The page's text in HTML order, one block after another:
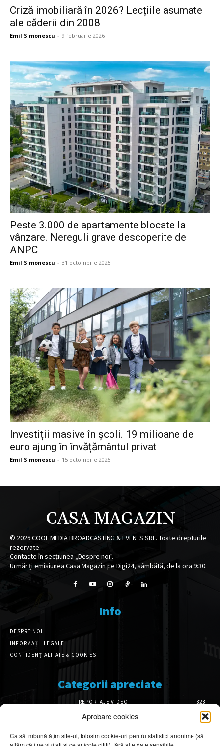
Aprobare cookies
Ca să îmbunătățim site-ul, folosim cookie-uri pentru statistici anonime (să
aflăm câți ne vizitați și ce articole citiți), fără alte date sensibile.
Criză imobiliară în 2026? Lecțiile asumate
ale căderii din 2008
Emil Simonescu - 9 februarie 2026
Peste 3.000 de apartamente blocate la
vânzare. Nereguli grave descoperite de
ANPC
Emil Simonescu - 31 octombrie 2025
Investiții masive în şcoli. 19 milioane de
euro ajung în învățământul privat
Emil Simonescu - 15 octombrie 2025
CASA MAGAZIN
© 2026COOL MEDIA BROADCASTING & EVENTS SRL. Toate drepturile
rezervate.
Contacte în secțiunea „Despre noi”.
Urmăriți emisiunea Casa Magazin pe Digi24, sâmbătă, de la ora 9:30.
Info
DESPRE NOI
INFORMAȚII LEGALE
CONFIDENȚIALITATE & COOKIES
Categorii apreciate
REPORTAJE VIDEO
323
AMENAJĂRI INTERIOARE
126
DESIGN INTERIOR
64